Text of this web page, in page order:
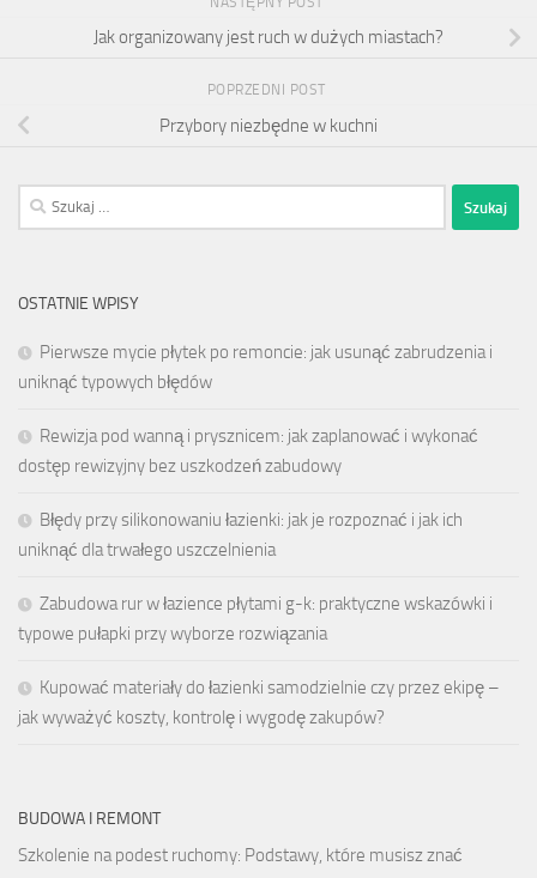
Jak organizowany jest ruch w dużych miastach?
POPRZEDNI POST
Przybory niezbędne w kuchni
Szukaj:
OSTATNIE WPISY
Pierwsze mycie płytek po remoncie: jak usunąć zabrudzenia i
uniknąć typowych błędów
Rewizja pod wanną i prysznicem: jak zaplanować i wykonać
dostęp rewizyjny bez uszkodzeń zabudowy
Błędy przy silikonowaniu łazienki: jak je rozpoznać i jak ich
uniknąć dla trwałego uszczelnienia
Zabudowa rur w łazience płytami g-k: praktyczne wskazówki i
typowe pułapki przy wyborze rozwiązania
Kupować materiały do łazienki samodzielnie czy przez ekipę –
jak wyważyć koszty, kontrolę i wygodę zakupów?
BUDOWA I REMONT
Szkolenie na podest ruchomy: Podstawy, które musisz znać